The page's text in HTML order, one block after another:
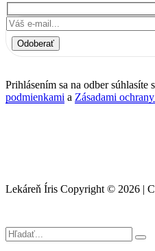
Odoberať
Prihlásením sa na odber súhlasíte
podmienkami a Zásadami
Lekáreň Íris Copyright © 2026 |